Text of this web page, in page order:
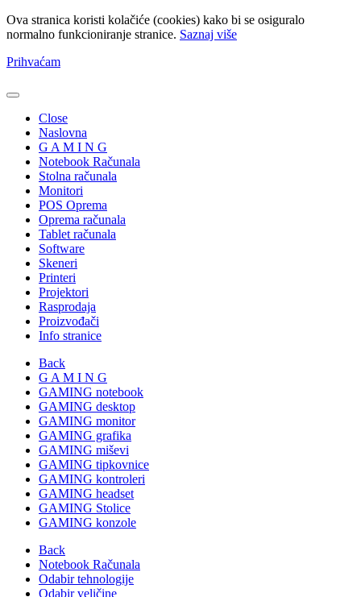
Ova stranica koristi kolačiće (cookies) kako bi se osiguralo
normalno funkcioniranje stranice. Saznaj više
Prihvaćam
Close
Naslovna
G A M I N G
Notebook Računala
Stolna računala
Monitori
POS Oprema
Oprema računala
Tablet računala
Software
Skeneri
Printeri
Projektori
Rasprodaja
Proizvođači
Info stranice
Back
G A M I N G
GAMING notebook
GAMING desktop
GAMING monitor
GAMING grafika
GAMING miševi
GAMING tipkovnice
GAMING kontroleri
GAMING headset
GAMING Stolice
GAMING konzole
Back
Notebook Računala
Odabir tehnologije
Odabir veličine